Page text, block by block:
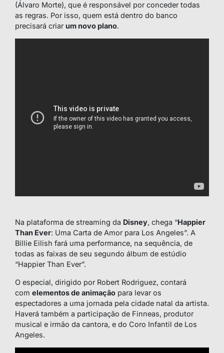
(Álvaro Morte), que é responsável por conceder todas
as regras. Por isso, quem está dentro do banco
precisará criar um novo plano.
Na plataforma de streaming da Disney, chega “Happier
Than Ever: Uma Carta de Amor para Los Angeles”. A
Billie Eilish fará uma performance, na sequência, de
todas as faixas de seu segundo álbum de estúdio
“Happier Than Ever”.
O especial, dirigido por Robert Rodriguez, contará
com elementos de animação para levar os
espectadores a uma jornada pela cidade natal da artista.
Haverá também a participação de Finneas, produtor
musical e irmão da cantora, e do Coro Infantil de Los
Angeles.